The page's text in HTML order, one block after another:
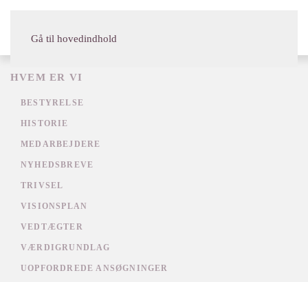
Gå til hovedindhold
HVEM ER VI
BESTYRELSE
HISTORIE
MEDARBEJDERE
NYHEDSBREVE
TRIVSEL
VISIONSPLAN
VEDTÆGTER
VÆRDIGRUNDLAG
UOPFORDREDE ANSØGNINGER